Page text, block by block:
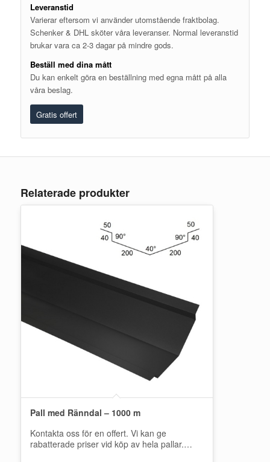
Leveranstid
Varierar eftersom vi använder utomstående fraktbolag.
Schenker & DHL sköter våra leveranser. Normal leveranstid
brukar vara ca 2-3 dagar på mindre gods.
Beställ med dina mått
Du kan enkelt göra en beställning med egna mått på alla
våra beslag.
Gratis offert
Relaterade produkter
Pall med Ränndal – 1000 m
Kontakta oss för en offert. Vi kan ge
rabatterade priser vid köp av hela pallar.